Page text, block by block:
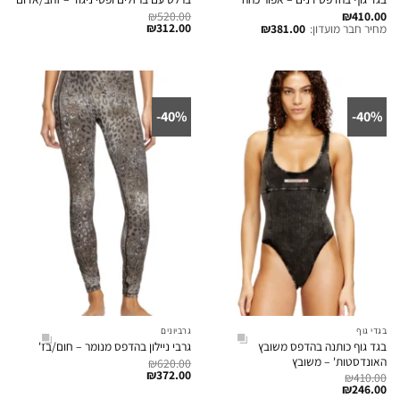
₪410.00
מחיר חבר מועדון: ₪381.00
₪520.00
₪312.00
40%-
בגדי גוף
בגד גוף כותנה בהדפס משובץ
האונדסטות' – משובץ
₪410.00
₪246.00
40%-
גרביונים
גרבי ניילון בהדפס מנומר – חום/בז'
₪620.00
₪372.00